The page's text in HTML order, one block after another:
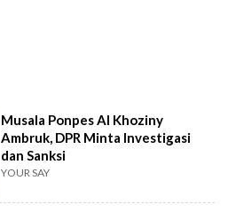
Musala Ponpes Al Khoziny
Ambruk, DPR Minta Investigasi
dan Sanksi
YOUR SAY